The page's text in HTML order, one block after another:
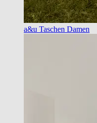
a&u Taschen Damen